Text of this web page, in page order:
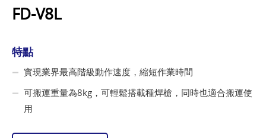
FD-V8L
特點
實現業界最高階級動作速度，縮短作業時間
可搬運重量為8kg，可輕鬆搭載種焊槍，同時也適合搬運使
用